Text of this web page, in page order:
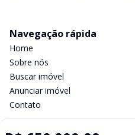
Navegação rápida
Home
Sobre nós
Buscar imóvel
Anunciar imóvel
Contato